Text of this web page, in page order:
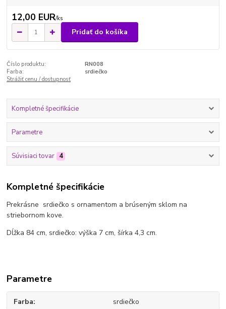
12,00 EUR/ks
Pridať do košíka
Číslo produktu:
RN008
Farba:
srdiečko
Strážiť cenu / dostupnosť
Kompletné špecifikácie
Parametre
Súvisiaci tovar 4
Kompletné špecifikácie
Prekrásne srdiečko s ornamentom a brúseným sklom na
striebornom kove.
Dĺžka 84 cm, srdiečko: výška 7 cm, šírka 4,3 cm.
Parametre
Farba srdiečko